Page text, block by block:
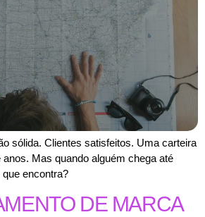
sólida. Clientes satisfeitos. Uma carteira
Mas quando alguém chega até
encontra?
DE MARCA